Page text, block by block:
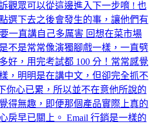
觀眾可以從這邊進入下一步唷 ! 也
選下去之後會發生的事，讓他們有
一直講自己多厲害 回想在菜市場
不是常常像演獨腳戲一樣，一直劈
好，用完考試都 100 分！常常感覺
，明明是在講中文，但卻完全抓不
你心已累，所以並不在意他所說的
得無趣，即便那個產品實際上真的
房早已關上。 Email 行銷是一樣的